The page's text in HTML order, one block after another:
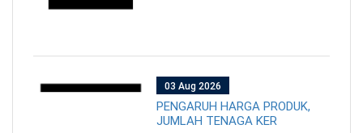
03 Aug 2026
PENGARUH HARGA PRODUK,
JUMLAH TENAGA KER